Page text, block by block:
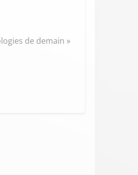
de demain »